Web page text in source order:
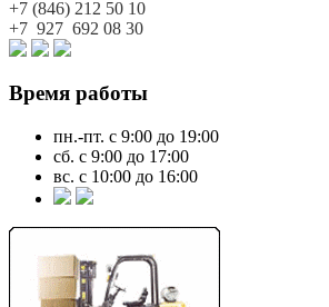
+7 (846) 212 50 10
+7 927 692 08 30
Время работы
пн.-пт. с 9:00 до 19:00
сб. с 9:00 до 17:00
вс. с 10:00 до 16:00